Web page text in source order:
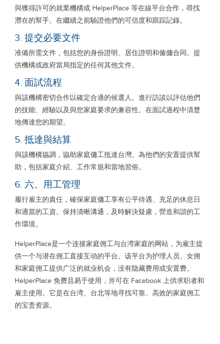
與獲得許可的就業機構或 HelperPlace 等在線平台合作，尋找
潛在的幫手。在繼續之前驗證他們的可信度和跟踪記錄。
3. 提交必要文件
准備所需文件，包括您的身份證明、居住證明和僱傭合同。提
供機構或政府當局指定的任何其他文件。
4. 面試流程
與該機構密切合作以確定合適的候選人。進行訪談以評估他們
的技能、經驗以及與您家庭要求的兼容性。在面試過程中清楚
地傳達您的期望。
5. 抵達與結算
與該機構協調，協助家庭傭工抵達台灣。為他們的安置提供幫
助，包括家庭介紹、工作常規和當地習俗。
6. 六、用工管理
履行雇主的責任，確保家庭傭工享有公平待遇、充足的休息日
和適當的工資。保持清晰溝通，及時解決疑慮，營造和諧的工
作環境。
HelperPlace是一个连接家庭佣工与台湾家庭的网站，为雇主提
供一个与潜在佣工直接互动的平台。该平台为护理人员、女佣
和家庭佣工提供广泛的就业机会，没有隐藏费用或安置费。
HelperPlace 免费且易于使用，并可在 Facebook 上供求职者和
雇主使用。它是在台湾、台北等地寻找可靠、高效的家庭佣工
的宝贵资源。